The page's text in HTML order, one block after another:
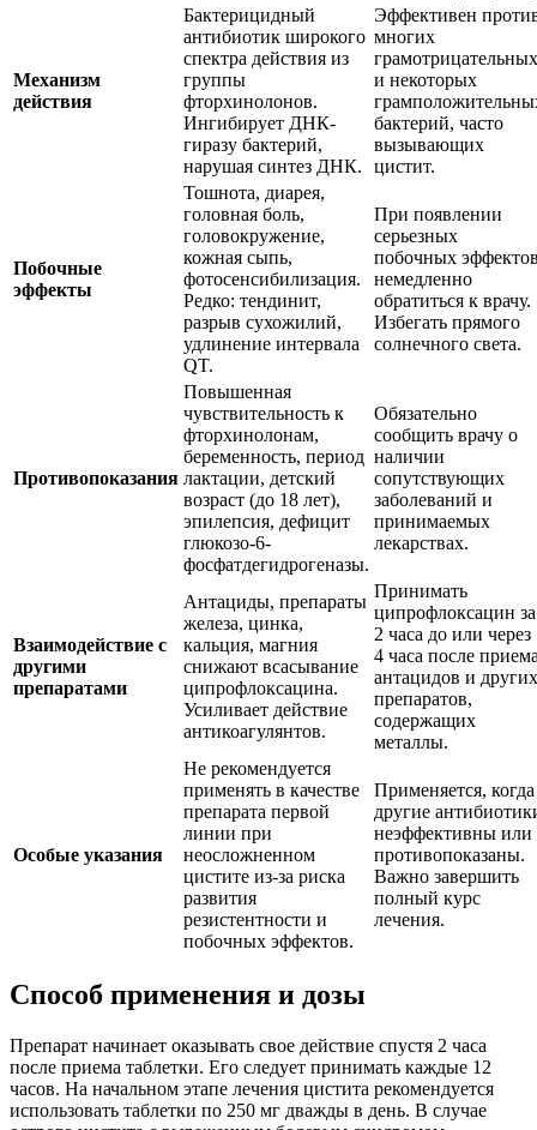
Механизм
действия
Бактерицидный
антибиотик широкого
спектра действия из
группы
фторхинолонов.
Ингибирует ДНК-
гиразу бактерий,
нарушая синтез ДНК.
Эффективен
многих
грамотрицательных
и некоторых
бактерий, часто
вызывающих
цистит.
Побочные
эффекты
Тошнота, диарея,
головная боль,
головокружение,
кожная сыпь,
фотосенсибилизация.
Редко: тендинит,
разрыв сухожилий,
удлинение интервала
QT.
При появлении
серьезных
побочных
немедленно
обратиться к врачу.
Избегать прямого
солнечного света.
Противопоказания
Повышенная
чувствительность к
фторхинолонам,
беременность, период
лактации, детский
возраст (до 18 лет),
эпилепсия, дефицит
глюкозо-6-
фосфатдегидрогеназы.
Обязательно
сообщить врачу о
наличии
сопутствующих
заболеваний и
принимаемых
лекарствах.
Взаимодействие с
другими
препаратами
Антациды, препараты
железа, цинка,
кальция, магния
снижают всасывание
ципрофлоксацина.
Усиливает действие
антикоагулянтов.
Принимать
ципрофлоксацин за
2 часа до или через
4 часа после
антацидов и других
препаратов,
содержащих
металлы.
Особые указания
Не рекомендуется
применять в качестве
препарата первой
линии при
неосложненном
цистите из-за риска
развития
резистентности и
побочных эффектов.
Применяется, когда
другие
неэффективны или
противопоказаны.
Важно завершить
полный курс
лечения.
Способ применения и дозы
Препарат начинает оказывать свое действие спустя 2 часа
после приема таблетки. Его следует принимать каждые 12
часов. На начальном этапе лечения цистита рекомендуется
использовать таблетки по 250 мг дважды в день. В случае